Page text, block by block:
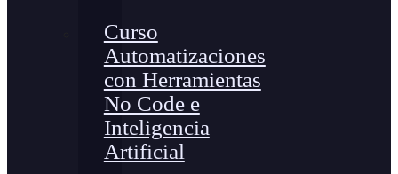
Curso
Automatizaciones
con Herramientas
No Code e
Inteligencia
Artificial